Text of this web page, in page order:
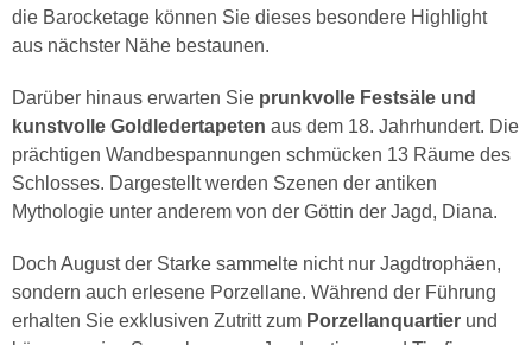
die Barocketage können Sie dieses besondere Highlight
aus nächster Nähe bestaunen.
Darüber hinaus erwarten Sie prunkvolle Festsäle und
kunstvolle Goldledertapeten aus dem 18. Jahrhundert. Die
prächtigen Wandbespannungen schmücken 13 Räume des
Schlosses. Dargestellt werden Szenen der antiken
Mythologie unter anderem von der Göttin der Jagd, Diana.
Doch August der Starke sammelte nicht nur Jagdtrophäen,
sondern auch erlesene Porzellane. Während der Führung
erhalten Sie exklusiven Zutritt zum Porzellanquartier und